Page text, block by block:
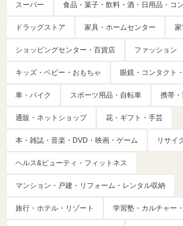
スーパー 食品・菓子・飲料・酒・日用品・コ
ドラッグストア 家具・ホームセンター
ショッピングセンター・百貨店 ファッション
キッズ・ベビー・おもちゃ 眼鏡・コンタクト
車・バイク スポーツ用品・自転車 携帯
通販・ネットショップ 花・ギフト・手芸
本・雑誌・音楽・DVD・映画・ゲーム リサイ
ヘルス&ビューティ・フィットネス
マンション・戸建・リフォーム・レンタル収納
旅行・ホテル・リゾート 学習塾・カルチャー